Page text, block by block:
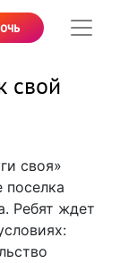
свой
своя»
Ребят ждет